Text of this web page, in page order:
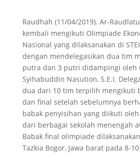
Raudhah (11/04/2019). Ar-
kembali mengikuti Olimpiade
Nasional yang dilaksanakan di
dengan mendelegasikan dua tim
putra dan 3 putri didampingi oleh
Syihabuddin Nasution, S.E.I.
dua dari 10 tim terpilih mengikuti
dan final setelah sebelumnya
babak penyisihan yang diikuti
dari berbagai sekolah menengah
Babak final olimpiade
Tazkia Bogor, Jawa barat pada 8-